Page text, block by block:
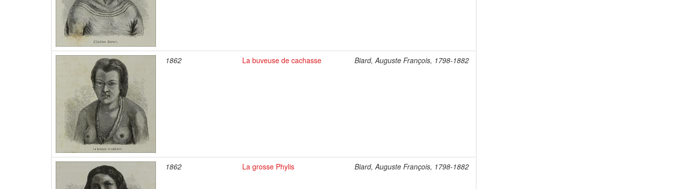
1862 La buveuse de cachasse Biard, Auguste François, 1798-1882
1862 La grosse Phylis Biard, Auguste François, 1798-1882